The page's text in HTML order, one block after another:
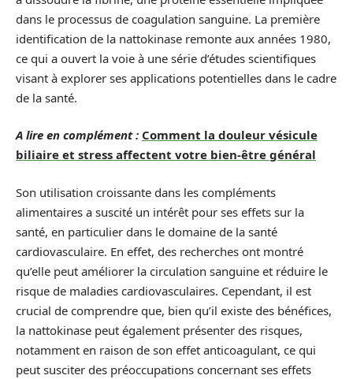
dans le processus de coagulation sanguine. La première
identification de la nattokinase remonte aux années 1980,
ce qui a ouvert la voie à une série d’études scientifiques
visant à explorer ses applications potentielles dans le cadre
de la santé.
A lire en complément : Comment la douleur vésicule
biliaire et stress affectent votre bien-être général
Son utilisation croissante dans les compléments
alimentaires a suscité un intérêt pour ses effets sur la
santé, en particulier dans le domaine de la santé
cardiovasculaire. En effet, des recherches ont montré
qu’elle peut améliorer la circulation sanguine et réduire le
risque de maladies cardiovasculaires. Cependant, il est
crucial de comprendre que, bien qu’il existe des bénéfices,
la nattokinase peut également présenter des risques,
notamment en raison de son effet anticoagulant, ce qui
peut susciter des préoccupations concernant ses effets